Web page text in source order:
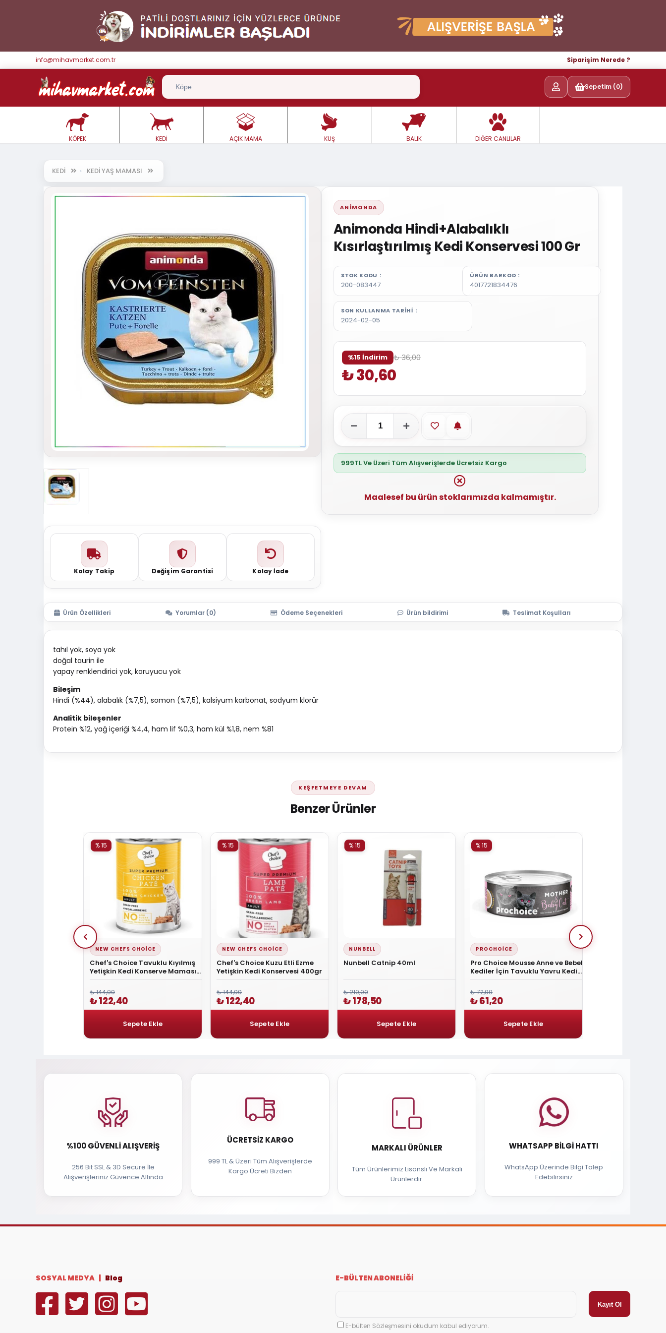
info@mihavmarket.com.tr Siparişim Nerede ?
Sepetim (0)
KÖPEK KEDİ AÇIK MAMA KUŞ BALIK DİĞER CANLILAR
KEDİ KEDİ YAŞ MAMASI
Kolay Takip Değişim Garantisi Kolay İade
ANIMONDA
Animonda Hindi+Alabalıklı
Kısırlaştırılmış Kedi Konservesi 100 Gr
STOK KODU
200-083447
ÜRÜN BARKOD
4017721834476
SON KULLANMA TARIHI
2024-02-05
%15 İndirim ₺ 36,00
₺ 30,60
Favorilere ekle
Stoğa gelince haber ver
999TL Ve Üzeri Tüm Alışverişlerde Ücretsiz Kargo
Maalesef bu ürün stoklarımızda kalmamıştır.
Ürün Özellikleri Yorumlar (0) Ödeme Seçenekleri Ürün bildirimi Teslimat Koşulları
tahıl yok, soya yok
doğal taurin ile
yapay renklendirici yok, koruyucu yok
Bileşim
Hindi (%44), alabalık (%7,5), somon (%7,5), kalsiyum karbonat, sodyum klorür
Analitik bileşenler
Protein %12, yağ içeriği %4,4, ham lif %0,3, ham kül %1,8, nem %81
KEŞFETMEYE DEVAM
Benzer Ürünler
NEW CHEFS CHOICE
Chef's Choice Tavuklu Kıyılmış
Yetişkin Kedi Konserve Maması
% 15
₺ 144,00
₺ 122,40
NEW CHEFS CHOICE
Chef's Choice Kuzu Etli Ezme
Yetişkin Kedi Konservesi 400gr
% 15
₺ 144,00
₺ 122,40
NUNBELL
Nunbell Catnip 40ml
% 15
₺ 210,00
₺ 178,50
PROCHOICE
Pro Choice Mousse Anne ve Bebek
Kediler İçin Tavuklu Yavru Kedi
% 15
₺ 72,00
₺ 61,20
%100 GÜVENLI ALIŞVERIŞ
256 Bit SSL & 3D Secure İle
Alışverişleriniz Güvence Altında
ÜCRETSIZ KARGO
999 TL & Üzeri Tüm Alışverişlerde
Kargo Ücreti Bizden
MARKALI ÜRÜNLER
Tüm Ürünlerimiz Lisanslı Ve Markalı
Ürünlerdir.
WHATSAPP BILGI HATTI
WhatsApp Üzerinde Bilgi Talep
Edebilirsiniz
SOSYAL MEDYA | Blog E-BÜLTEN ABONELİĞİ
E-bülten Sözleşmesini okudum kabul ediyorum.